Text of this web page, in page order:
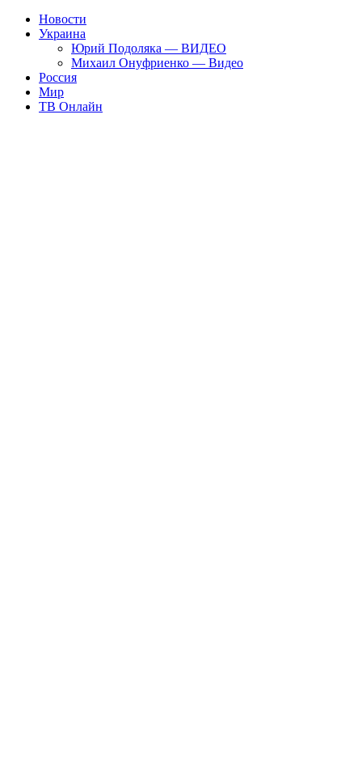
Новости
Украина
Юрий Подоляка — ВИДЕО
Михаил Онуфриенко — Видео
Россия
Мир
ТВ Онлайн